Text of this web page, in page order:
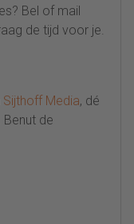
Bel of mail
de tijd voor je.
Sijthoff Media, dé
de